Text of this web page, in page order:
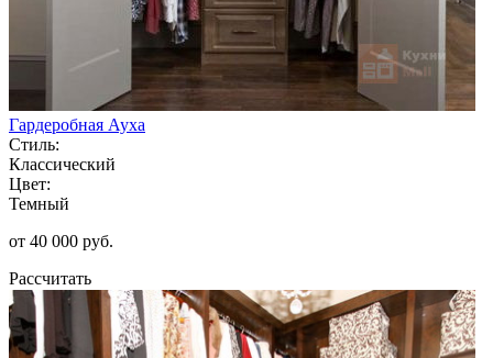
Гардеробная Ауха
Стиль:
Классический
Цвет:
Темный
от 40 000 руб.
Рассчитать